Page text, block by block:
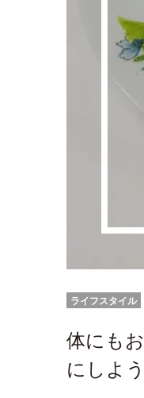
ライフスタイル
体にも
にしよ